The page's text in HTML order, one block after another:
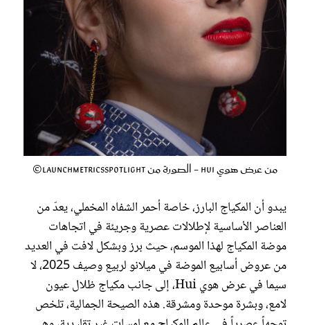
من عرض هوي Hui - الصورة من LaunchmetricsSpotlight©
يبدو أن المكياج البارز، خاصة أحمر الشفاه المخملي، يعدّ من
العناصر الأساسية لإطلالات عصرية وجريئة في اتجاهات
موضة المكياج لهذا الموسم، حيث برز وبشكل لافت في العديد
من عروض أسابيع الموضة في ميلانو لربيع وصيف 2025، لا
سيما في عرض هوي Hui، إلى جانب مكياج ظلال عيون
لامع، وبشرة موحدة ومشرقة. هذه الصيحة الجمالية، تلخص